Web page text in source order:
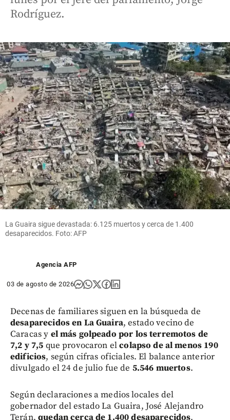
Rodríguez.
La Guaira sigue devastada: 6.125 muertos y cerca de 1.400
desaparecidos. Foto: AFP
Agencia AFP
03 de agosto de 2026
Decenas de familiares siguen en la búsqueda de
desaparecidos en La Guaira, estado vecino de
Caracas y el más golpeado por los terremotos de
7,2 y 7,5 que provocaron elcolapso de al menos 190
edificios, según cifras oficiales. El balance anterior
divulgado el 24 de julio fue de 5.546 muertos.
Según declaraciones a medios locales del
gobernador del estado La Guaira, José Alejandro
Terán,quedan cerca de 1.400 desaparecidos.